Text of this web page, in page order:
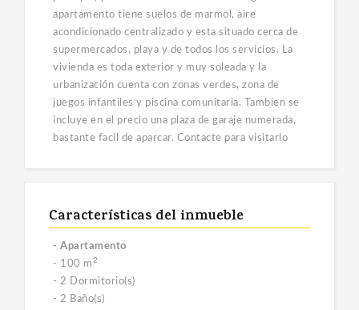
apartamento tiene suelos de marmol, aire
acondicionado centralizado y esta situado cerca de
supermercados, playa y de todos los servicios. La
vivienda es toda exterior y muy soleada y la
urbanización cuenta con zonas verdes, zona de
juegos infantiles y piscina comunitaria. Tambien se
incluye en el precio una plaza de garaje numerada,
bastante facil de aparcar. Contacte para visitarlo
Características del inmueble
- Apartamento
- 100 m 2
- 2 Dormitorio(s)
- 2 Baño(s)